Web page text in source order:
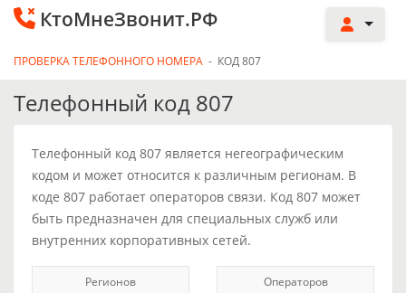
КтоМнеЗвонит.РФ
ПРОВЕРКА ТЕЛЕФОННОГО НОМЕРА - КОД 807
Телефонный код 807
Телефонный код 807 является негеографическим
кодом и может относится к различным регионам. В
коде 807 работает операторов связи. Код 807 может
быть предназначен для специальных служб или
внутренних корпоративных сетей.
Регионов Операторов